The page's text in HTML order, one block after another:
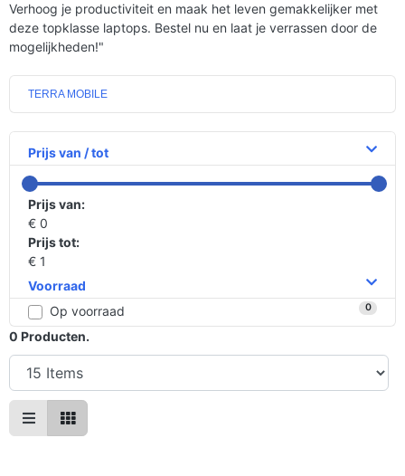
Verhoog je productiviteit en maak het leven gemakkelijker met
deze topklasse laptops. Bestel nu en laat je verrassen door de
mogelijkheden!"
TERRA MOBILE
Prijs van / tot
Prijs van:
€ 0
Prijs tot:
€ 1
Voorraad
Op voorraad
0
0 Producten.